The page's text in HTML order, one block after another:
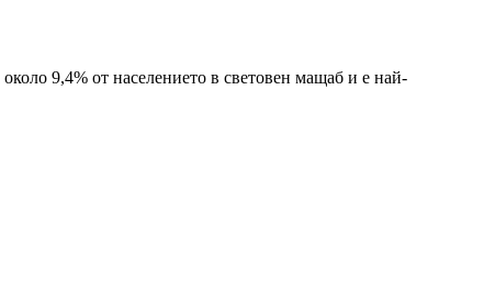
9,4% от населението в световен мащаб и е най-